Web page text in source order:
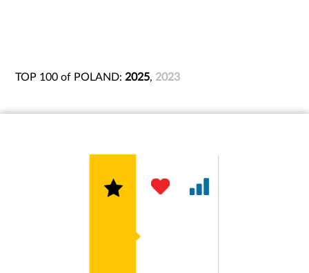
TOP 100 of POLAND: 2025, 2023